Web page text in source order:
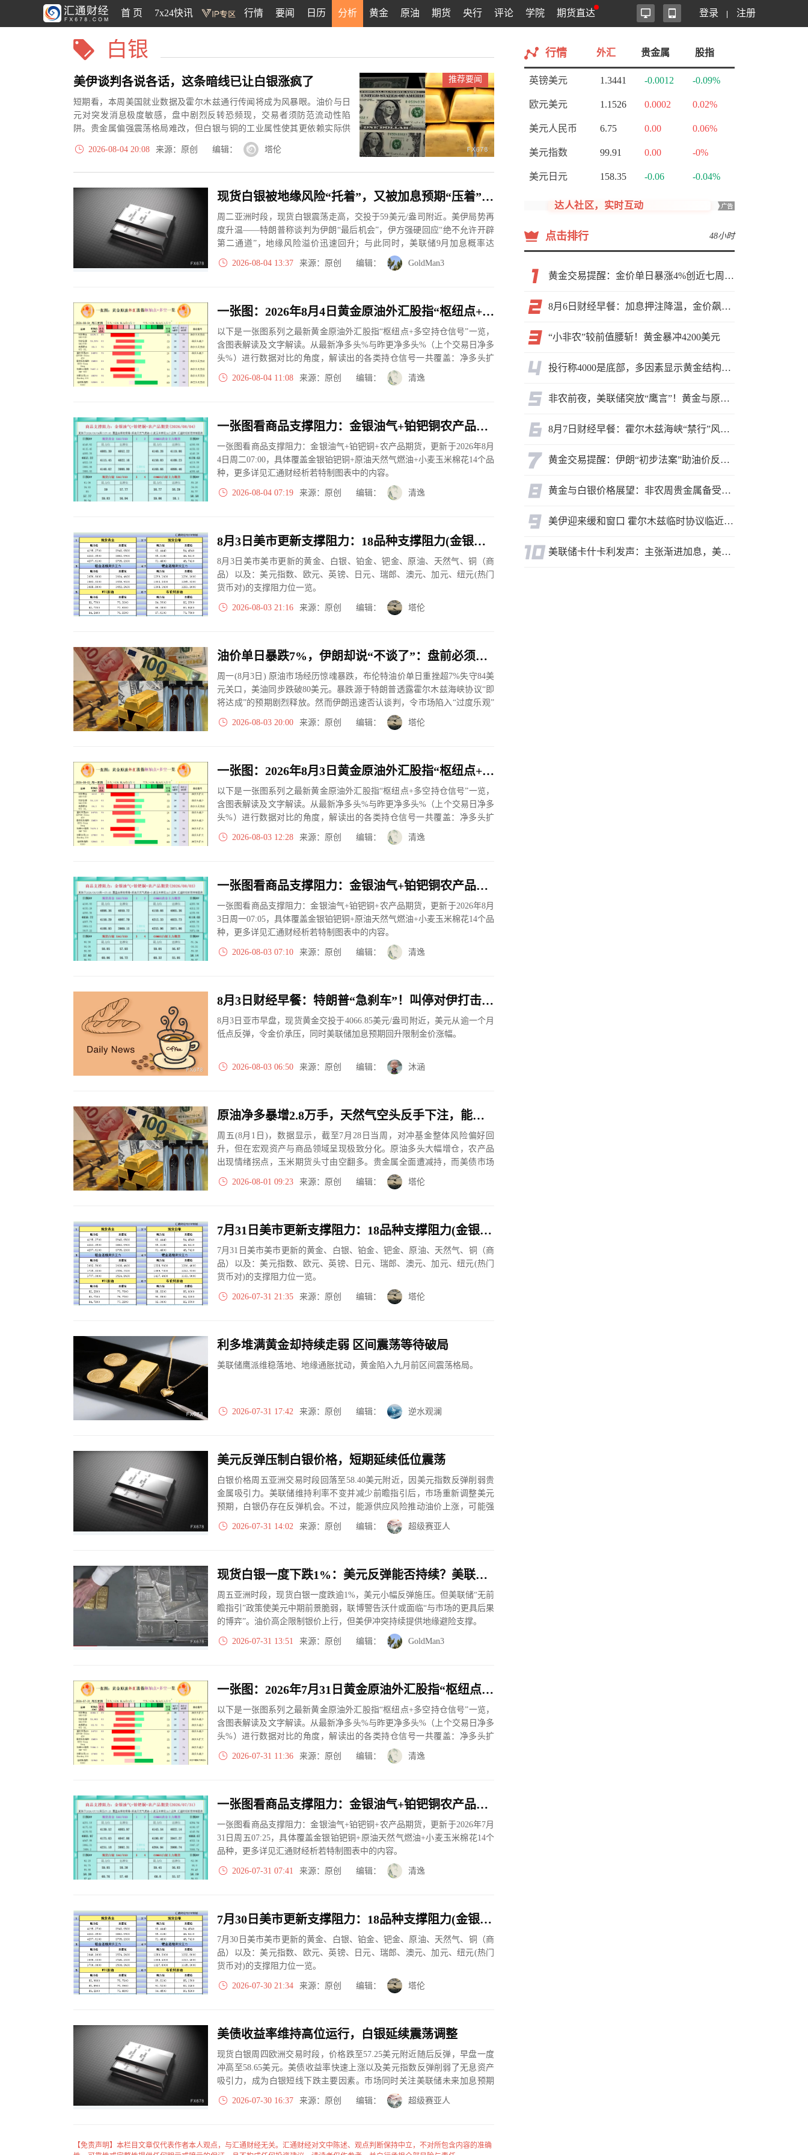
首 页 7x24快讯 行情 要闻 日历 分析 黄金 原油 期货 央行 评论 学院 期货直达 登录 注册
白银
推荐要闻
美伊谈判各说各话，这条暗线已让白银涨疯了
短期看，本周美国就业数据及霍尔木兹通行传闻将成为风暴眼。油价与日
元对突发消息极度敏感，盘中剧烈反转恐频现，交易者须防范流动性陷
阱。贵金属偏强震荡格局难改，但白银与铜的工业属性使其更依赖实际供
2026-08-04 20:08
来源：原创 编辑： 塔伦
现货白银被地缘风险“托着”，又被加息预期“压着”，这场拔河谁先松手？
周二亚洲时段，现货白银震荡走高，交投于59美元/盎司附近。美伊局势再
度升温——特朗普称谈判为伊朗“最后机会”，伊方强硬回应“绝不允许开辟
第二通道”，地缘风险溢价迅速回升；与此同时，美联储9月加息概率达
67%，威廉姆斯释...
2026-08-04 13:37 来源：原创 编辑： GoldMan3
一张图：2026年8月4日黄金原油外汇股指“枢纽点+多空持仓信号”一览
以下是一张图系列之最新黄金原油外汇股指“枢纽点+多空持仓信号”一览，
含图表解读及文字解读。从最新净多头%与昨更净多头%（上个交易日净多
头%）进行数据对比的角度，解读出的各类持仓信号一共覆盖：净多头扩
大、净多头减小、净空...
2026-08-04 11:08 来源：原创 编辑： 清逸
一张图看商品支撑阻力：金银油气+铂钯铜农产品期货(2026年8月4日)
一张图看商品支撑阻力：金银油气+铂钯铜+农产品期货，更新于2026年8月
4日周二07:00，具体覆盖金银铂钯铜+原油天然气燃油+小麦玉米棉花14个品
种，更多详见汇通财经析若特制图表中的内容。
2026-08-04 07:19 来源：原创 编辑： 清逸
8月3日美市更新支撑阻力：18品种支撑阻力(金银铂钯原油天然气铜及十大货币对)
8月3日美市美市更新的黄金、白银、铂金、钯金、原油、天然气、铜（商
品）以及：美元指数、欧元、英镑、日元、瑞郎、澳元、加元、纽元(热门
货币对)的支撑阻力位一览。
2026-08-03 21:16 来源：原创 编辑： 塔伦
油价单日暴跌7%，伊朗却说“不谈了”：盘前必须知道的5个风险
周一(8月3日) 原油市场经历惊魂暴跌，布伦特油价单日重挫超7%失守84美
元关口，美油同步跌破80美元。暴跌源于特朗普透露霍尔木兹海峡协议“即
将达成”的预期剧烈释放。然而伊朗迅速否认谈判，令市场陷入“过度乐观”
陷阱。
2026-08-03 20:00 来源：原创 编辑： 塔伦
一张图：2026年8月3日黄金原油外汇股指“枢纽点+多空持仓信号”一览
以下是一张图系列之最新黄金原油外汇股指“枢纽点+多空持仓信号”一览，
含图表解读及文字解读。从最新净多头%与昨更净多头%（上个交易日净多
头%）进行数据对比的角度，解读出的各类持仓信号一共覆盖：净多头扩
大、净多头减小、净空...
2026-08-03 12:28 来源：原创 编辑： 清逸
一张图看商品支撑阻力：金银油气+铂钯铜农产品期货(2026年8月3日)
一张图看商品支撑阻力：金银油气+铂钯铜+农产品期货，更新于2026年8月
3日周一07:05，具体覆盖金银铂钯铜+原油天然气燃油+小麦玉米棉花14个品
种，更多详见汇通财经析若特制图表中的内容。
2026-08-03 07:10 来源：原创 编辑： 清逸
8月3日财经早餐：特朗普“急刹车”！叫停对伊打击恢复谈判，美原油跳空低开近7%，金价同步承压
8月3日亚市早盘，现货黄金交投于4066.85美元/盎司附近，美元从逾一个月
低点反弹，令金价承压，同时美联储加息预期回升限制金价涨幅。
2026-08-03 06:50 来源：原创 编辑： 沐涵
原油净多暴增2.8万手，天然气空头反手下注，能源资金正在打明牌
周五(8月1日)，数据显示，截至7月28日当周，对冲基金整体风险偏好回
升，但在宏观资产与商品领域呈现极致分化。原油多头大幅增仓，农产品
出现情绪拐点，玉米期货头寸由空翻多。贵金属全面遭减持，而美债市场
长端与中短端方向截然...
2026-08-01 09:23 来源：原创 编辑： 塔伦
7月31日美市更新支撑阻力：18品种支撑阻力(金银铂钯原油天然气铜及十大货币对)
7月31日美市美市更新的黄金、白银、铂金、钯金、原油、天然气、铜（商
品）以及：美元指数、欧元、英镑、日元、瑞郎、澳元、加元、纽元(热门
货币对)的支撑阻力位一览。
2026-07-31 21:35 来源：原创 编辑： 塔伦
利多堆满黄金却持续走弱 区间震荡等待破局
美联储鹰派维稳落地、地缘通胀扰动，黄金陷入九月前区间震荡格局。
2026-07-31 17:42 来源：原创 编辑： 逆水观澜
美元反弹压制白银价格，短期延续低位震荡
白银价格周五亚洲交易时段回落至58.40美元附近，因美元指数反弹削弱贵
金属吸引力。美联储维持利率不变并减少前瞻指引后，市场重新调整美元
预期，白银仍存在反弹机会。不过，能源供应风险推动油价上涨，可能强
化通胀预期并限制白银...
2026-07-31 14:02 来源：原创 编辑： 超级赛亚人
现货白银一度下跌1%：美元反弹能否持续？美联储“无指引”政策与地缘风险谁将胜出？
周五亚洲时段，现货白银一度跌逾1%，美元小幅反弹施压。但美联储“无前
瞻指引”政策使美元中期前景脆弱，联博警告沃什或面临“与市场的更具后果
的博弈”。油价高企限制银价上行，但美伊冲突持续提供地缘避险支撑。
2026-07-31 13:51 来源：原创 编辑： GoldMan3
一张图：2026年7月31日黄金原油外汇股指“枢纽点+多空持仓信号”一览
以下是一张图系列之最新黄金原油外汇股指“枢纽点+多空持仓信号”一览，
含图表解读及文字解读。从最新净多头%与昨更净多头%（上个交易日净多
头%）进行数据对比的角度，解读出的各类持仓信号一共覆盖：净多头扩
大、净多头减小、净空...
2026-07-31 11:36 来源：原创 编辑： 清逸
一张图看商品支撑阻力：金银油气+铂钯铜农产品期货(2026年7月31日)
一张图看商品支撑阻力：金银油气+铂钯铜+农产品期货，更新于2026年7月
31日周五07:25，具体覆盖金银铂钯铜+原油天然气燃油+小麦玉米棉花14个
品种，更多详见汇通财经析若特制图表中的内容。
2026-07-31 07:41 来源：原创 编辑： 清逸
7月30日美市更新支撑阻力：18品种支撑阻力(金银铂钯原油天然气铜及十大货币对)
7月30日美市美市更新的黄金、白银、铂金、钯金、原油、天然气、铜（商
品）以及：美元指数、欧元、英镑、日元、瑞郎、澳元、加元、纽元(热门
货币对)的支撑阻力位一览。
2026-07-30 21:34 来源：原创 编辑： 塔伦
美债收益率维持高位运行，白银延续震荡调整
现货白银周四欧洲交易时段，价格跌至57.25美元附近随后反弹，早盘一度
冲高至58.65美元。美债收益率快速上涨以及美元指数反弹削弱了无息资产
吸引力，成为白银短线下跌主要因素。市场同时关注美联储未来加息预期
和通胀走势对白...
2026-07-30 16:37 来源：原创 编辑： 超级赛亚人
【免责声明】本栏目文章仅代表作者本人观点，与汇通财经无关。汇通财经对文中陈述、观点判断保持中立，不对所包含内容的准确
行情 外汇 贵金属 股指
英镑美元 1.3441 -0.0012 -0.09%
欧元美元 1.1526 0.0002 0.02%
美元人民币 6.75 0.00 0.06%
美元指数 99.91 0.00 -0%
美元日元 158.35 -0.06 -0.04%
达人社区，实时互动
点击排行 48小时
黄金交易提醒：金价单日暴涨4%创近七周新高，加息预期降温叠加霍尔木兹“暂停信号”，牛市重启了？
8月6日财经早餐：加息押注降温，金价飙升至近两个月高位，地缘缓和预期，美油75关口拉锯
“小非农”较前值腰斩！黄金暴冲4200美元
投行称4000是底部，多因素显示黄金结构性机会显现
非农前夜，美联储突放“鹰言”！黄金与原油为何联手反攻？
8月7日财经早餐：霍尔木兹海峡“禁行”风波再起，油价急涨金价承压，非农夜市场博弈加剧
黄金交易提醒：伊朗“初步法案”助油价反弹逾3%，金价小幅承压，非农重磅来袭！
黄金与白银价格展望：非农周贵金属备受关注，黄金测试关键突破位
美伊迎来缓和窗口 霍尔木兹临时协议临近落地
美联储卡什卡利发声：主张渐进加息，美联储内部政策分歧